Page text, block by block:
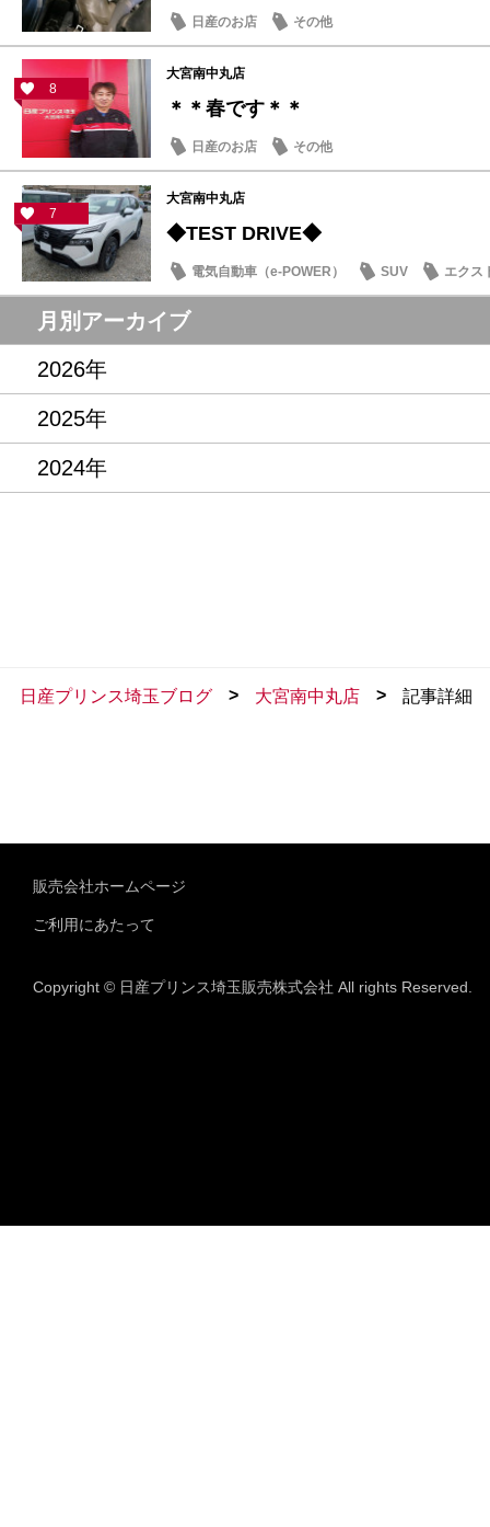
日産のお店 その他
8
大宮南中丸店
＊＊春です＊＊
日産のお店 その他
7
大宮南中丸店
◆TEST DRIVE◆
電気自動車（e-POWER） SUV エクス
月別アーカイブ
2026年
2025年
2024年
日産プリンス埼玉ブログ > 大宮南中丸店 > 記事詳細
販売会社ホームページ
ご利用にあたって
Copyright © 日産プリンス埼玉販売株式会社 All rights Reserved.